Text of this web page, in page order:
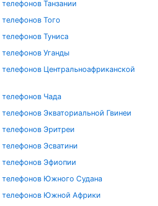
Танзании
Того
Туниса
Уганды
телефонов Центральноафриканской
телефонов Чада
Экваториальной Гвинеи
телефонов Эритреи
Эсватини
телефонов Эфиопии
телефонов Южного Судана
телефонов Южной Африки